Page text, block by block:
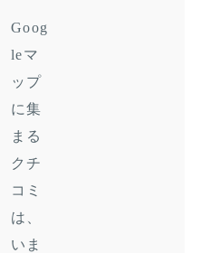
Goog
leマ
ップ
に集
まる
クチ
コミ
は、
いま